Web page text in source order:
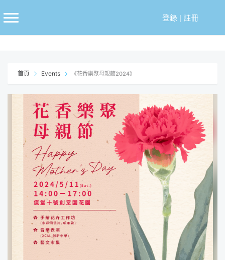
至
登錄| 註冊
首頁 Events 《花香樂聚母親節2024》